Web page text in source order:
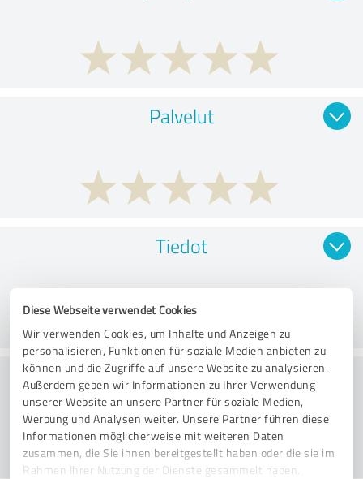
Diese Webseite verwendet Cookies
Wir verwenden Cookies, um Inhalte und Anzeigen zu
personalisieren, Funktionen für soziale Medien anbieten zu
können und die Zugriffe auf unsere Website zu analysieren.
Außerdem geben wir Informationen zu Ihrer Verwendung
unserer Website an unsere Partner für soziale Medien,
Werbung und Analysen weiter. Unsere Partner führen diese
Informationen möglicherweise mit weiteren Daten
zusammen, die Sie ihnen bereitgestellt haben oder die sie im
Rahmen Ihrer Nutzung der Dienste gesammelt haben.
Palvelut
Tiedot
Arvo